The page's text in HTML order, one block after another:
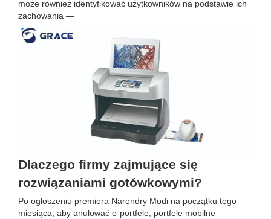
może również identyfikować użytkowników na podstawie ich
zachowania —
Dlaczego firmy zajmujące się
rozwiązaniami gotówkowymi?
Po ogłoszeniu premiera Narendry Modi na początku tego
miesiąca, aby anulować e-portfele, portfele mobilne